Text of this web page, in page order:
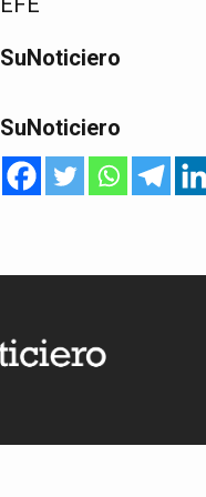
SuNoticiero
SuNoticiero